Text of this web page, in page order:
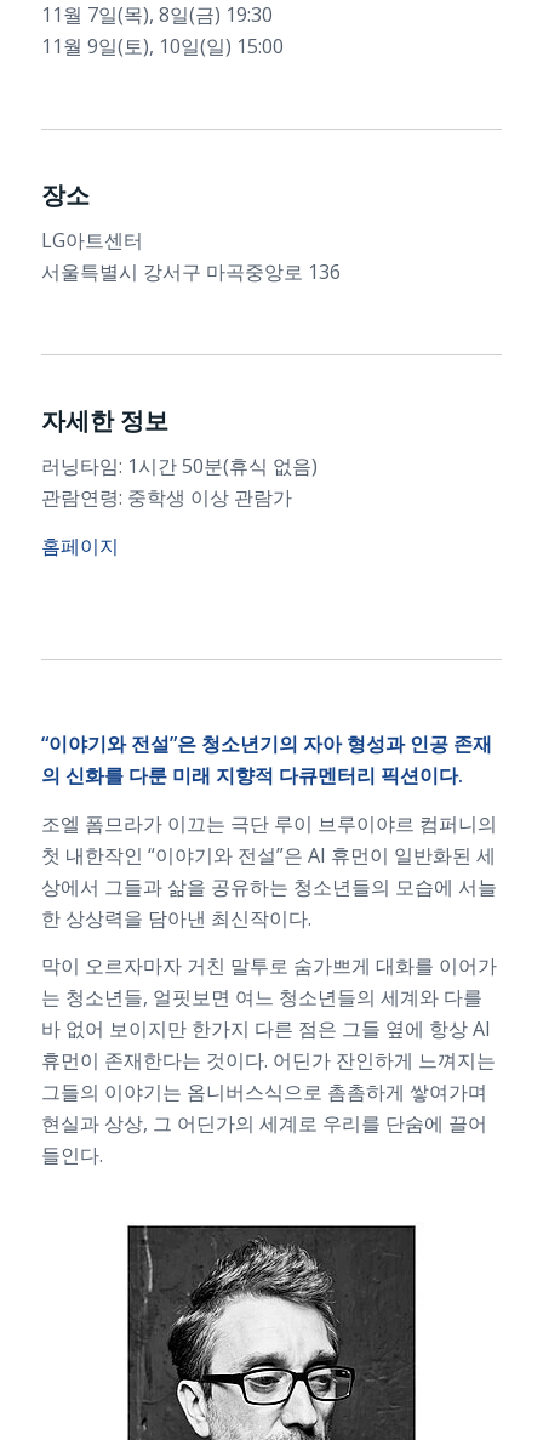
11월 7일(목), 8일(금) 19:30
11월 9일(토), 10일(일) 15:00
장소
LG아트센터
서울특별시 강서구 마곡중앙로 136
자세한 정보
러닝타임: 1시간 50분(휴식 없음)
관람연령: 중학생 이상 관람가
홈페이지
“이야기와 전설”은 청소년기의 자아 형성과 인공 존재
의 신화를 다룬 미래 지향적 다큐멘터리 픽션이다.
조엘 폼므라가 이끄는 극단 루이 브루이야르 컴퍼니의
첫 내한작인 “이야기와 전설”은 AI 휴먼이 일반화된 세
상에서 그들과 삶을 공유하는 청소년들의 모습에 서늘
한 상상력을 담아낸 최신작이다.
막이 오르자마자 거친 말투로 숨가쁘게 대화를 이어가
는 청소년들, 얼핏보면 여느 청소년들의 세계와 다를
바 없어 보이지만 한가지 다른 점은 그들 옆에 항상 AI
휴먼이 존재한다는 것이다. 어딘가 잔인하게 느껴지는
그들의 이야기는 옴니버스식으로 촘촘하게 쌓여가며
현실과 상상, 그 어딘가의 세계로 우리를 단숨에 끌어
들인다.